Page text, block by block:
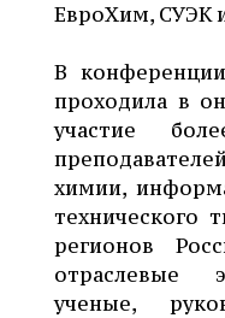
ЕвроХим, СУЭК
В
проходила в
участие
химии,
технического
регионов
отраслевые
ученые,